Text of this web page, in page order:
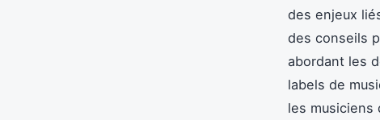
des enjeux
des conseils
abordant les
labels de
les musiciens